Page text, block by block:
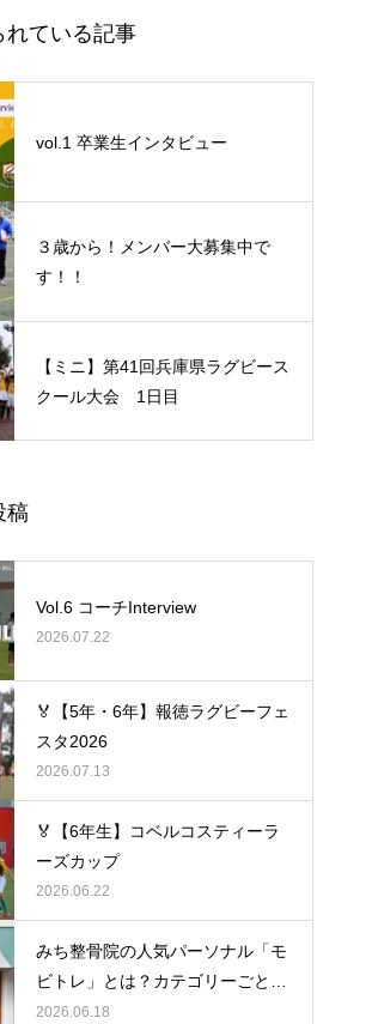
れている記事
vol.1 卒業生インタビュー
３歳から！メンバー大募集中で
す！！
【ミニ】第41回兵庫県ラグビース
クール大会 1日目
稿
Vol.6 コーチInterview
2026.07.22
🏅【5年・6年】報徳ラグビーフェ
スタ2026
2026.07.13
🏅【6年生】コベルコスティーラ
ーズカップ
2026.06.22
みち整骨院の人気パーソナル「モ
ビトレ」とは？カテゴリーごとの
ラグビーの悩みをヒントに考え
2026.06.18